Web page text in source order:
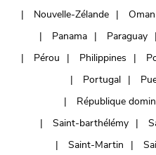
Nouvelle-Zélande
Oman
Panama
Paraguay
Pérou
Philippines
Portugal
République
Saint-barthélémy
Saint-Martin